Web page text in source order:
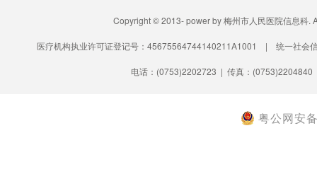
Copyright © 2013- power by 梅州市人民医院信息科
医疗机构执业许可证登记号：45675564744140211A1001 | 统一社会
电话：(0753)2202723 | 传真：
粤公网安